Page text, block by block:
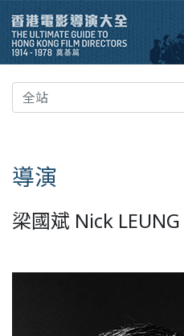
導演
梁國斌 Nick LEUNG